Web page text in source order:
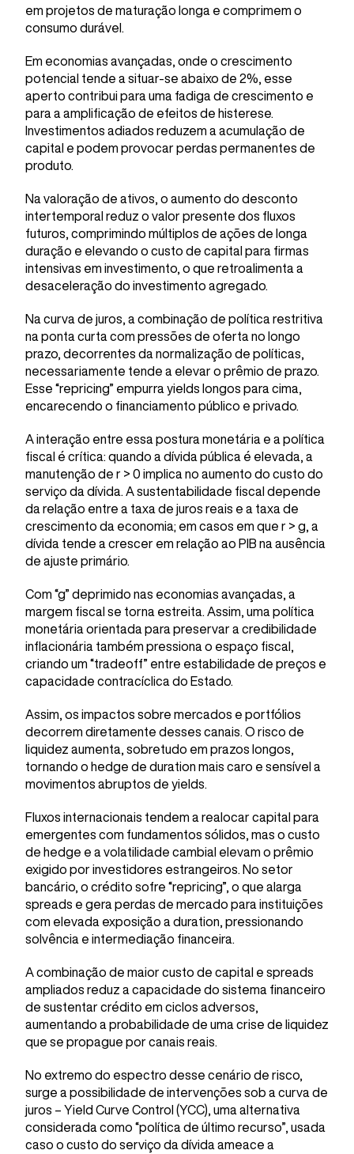
em projetos de maturação longa e comprimem o
consumo durável.
Em economias avançadas, onde o crescimento
potencial tende a situar-se abaixo de 2%, esse
aperto contribui para uma fadiga de crescimento e
para a amplificação de efeitos de histerese.
Investimentos adiados reduzem a acumulação de
capital e podem provocar perdas permanentes de
produto.
Na valoração de ativos, o aumento do desconto
intertemporal reduz o valor presente dos fluxos
futuros, comprimindo múltiplos de ações de longa
duração e elevando o custo de capital para firmas
intensivas em investimento, o que retroalimenta a
desaceleração do investimento agregado.
Na curva de juros, a combinação de política restritiva
na ponta curta com pressões de oferta no longo
prazo, decorrentes da normalização de políticas,
necessariamente tende a elevar o prêmio de prazo.
Esse “repricing” empurra yields longos para cima,
encarecendo o financiamento público e privado.
A interação entre essa postura monetária e a política
fiscal é crítica: quando a dívida pública é elevada, a
manutenção de r > 0 implica no aumento do custo do
serviço da dívida. A sustentabilidade fiscal depende
da relação entre a taxa de juros reais e a taxa de
crescimento da economia; em casos em que r > g, a
dívida tende a crescer em relação ao PIB na ausência
de ajuste primário.
Com “g” deprimido nas economias avançadas, a
margem fiscal se torna estreita. Assim, uma política
monetária orientada para preservar a credibilidade
inflacionária também pressiona o espaço fiscal,
criando um “tradeoff” entre estabilidade de preços e
capacidade contracíclica do Estado.
Assim, os impactos sobre mercados e portfólios
decorrem diretamente desses canais. O risco de
liquidez aumenta, sobretudo em prazos longos,
tornando o hedge de duration mais caro e sensível a
movimentos abruptos de yields.
Fluxos internacionais tendem a realocar capital para
emergentes com fundamentos sólidos, mas o custo
de hedge e a volatilidade cambial elevam o prêmio
exigido por investidores estrangeiros. No setor
bancário, o crédito sofre “repricing”, o que alarga
spreads e gera perdas de mercado para instituições
com elevada exposição a duration, pressionando
solvência e intermediação financeira.
A combinação de maior custo de capital e spreads
ampliados reduz a capacidade do sistema financeiro
de sustentar crédito em ciclos adversos,
aumentando a probabilidade de uma crise de liquidez
que se propague por canais reais.
No extremo do espectro desse cenário de risco,
surge a possibilidade de intervenções sob a curva de
juros – Yield Curve Control (YCC), uma alternativa
considerada como “política de último recurso”, usada
caso o custo do serviço da dívida ameace a